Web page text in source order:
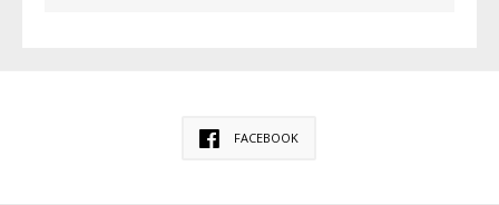
FACEBOOK